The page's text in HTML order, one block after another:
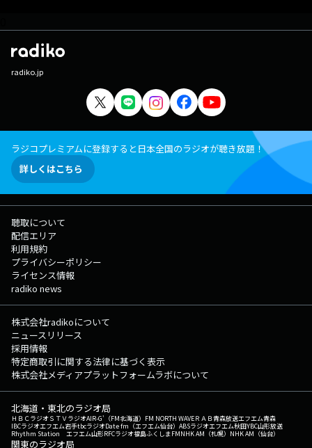
radiko.jp
ラジコプレミアムに登録すると日本全国のラジオが聴き放題！
詳しくはこちら
聴取について
配信エリア
利用規約
プライバシーポリシー
ライセンス情報
radiko news
株式会社radikoについて
ニュースリリース
採用情報
特定商取引に関する法律に基づく表示
株式会社メディアプラットフォームラボについて
北海道・東北のラジオ局
ＨＢＣラジオＳＴＶラジオAIR-G'（FM北海道） FM NORTH WAVEＲＡＢ青森放送エフエム青森
IBCラジオエフエム岩手tbcラジオDate fm（エフエム仙台） ABSラジオエフエム秋田YBC山形放送
Rhythm Station エフエム山形RFCラジオ福島ふくしまFMNHK AM（札幌） NHK AM（仙台）
関東のラジオ局